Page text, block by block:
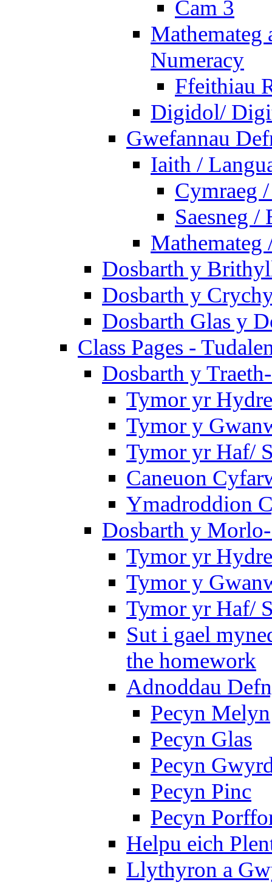
Cam 3
Mathemateg
Numeracy
Ffeithiau
Digidol/
Gwefannau
Iaith /
Cymraeg
Saesneg /
Mathemateg
Dosbarth y
Dosbarth y
Dosbarth Glas y
Class Pages -
Dosbarth y
Tymor yr
Tymor y
Tymor yr Haf/
Caneuon
Ymadroddion
Dosbarth y
Tymor yr
Tymor y
Tymor yr Haf/
Sut i gael
the homework
Adnoddau
Pecyn Melyn
Pecyn Glas
Pecyn
Pecyn Pinc
Pecyn
Helpu eich
Llythyron a